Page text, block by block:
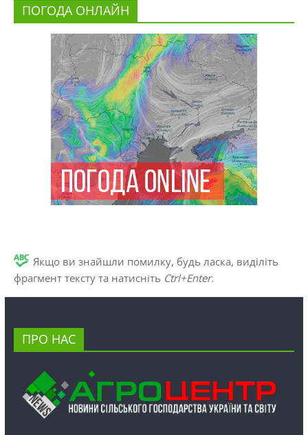
ПОГОДА ОНЛАЙН
Якщо ви знайшли помилку, будь ласка, виділіть
фрагмент тексту та натисніть Ctrl+Enter.
ПРО НАС